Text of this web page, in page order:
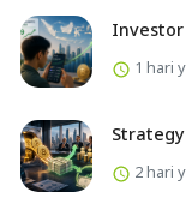
Investor
1 hari
2 hari